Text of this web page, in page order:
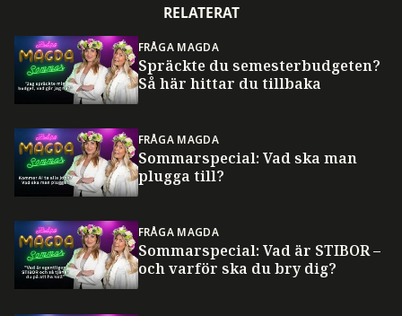
RELATERAT
FRÅGA MAGDA
Spräckte du semesterbudgeten?
Så här hittar du tillbaka
FRÅGA MAGDA
Sommarspecial: Vad ska man
plugga till?
FRÅGA MAGDA
Sommarspecial: Vad är STIBOR –
och varför ska du bry dig?